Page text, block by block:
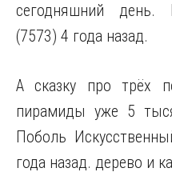
сегодняшний день.
(7573) 4 года назад.
А сказку про трёх
пирамиды уже 5
Поболь
года назад. дерево и